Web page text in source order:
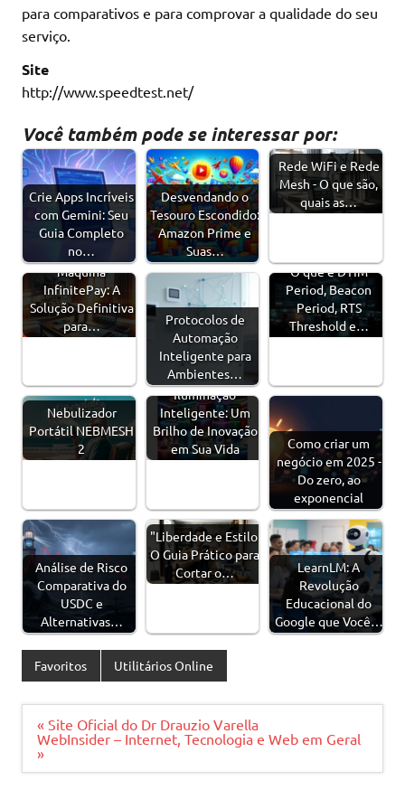
para comparativos e para comprovar a qualidade do seu
serviço.
Site
http://www.speedtest.net/
Você também pode se interessar por:
Crie Apps Incríveis
com Gemini: Seu
Guia Completo
no…
Desvendando o
Tesouro Escondido:
Amazon Prime e
Suas…
Rede WiFi e Rede
Mesh - O que são,
quais as…
Máquina
InfinitePay: A
Solução Definitiva
para…
Protocolos de
Automação
Inteligente para
Ambientes…
O que é DTIM
Period, Beacon
Period, RTS
Threshold e…
Nebulizador
Portátil NEBMESH
2
Iluminação
Inteligente: Um
Brilho de Inovação
em Sua Vida
Como criar um
negócio em 2025 -
Do zero, ao
exponencial
Análise de Risco
Comparativa do
USDC e
Alternativas…
"Liberdade e Estilo:
O Guia Prático para
Cortar o…
LearnLM: A
Revolução
Educacional do
Google que Você…
Favoritos Utilitários Online
Navegação
de
Post
« Site Oficial do Dr Drauzio Varella
WebInsider – Internet, Tecnologia e Web em Geral
»